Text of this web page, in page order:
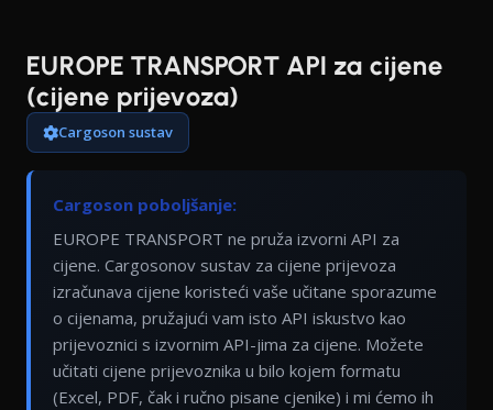
EUROPE TRANSPORT API za cijene
(cijene prijevoza)
Cargoson sustav
Cargoson poboljšanje:
EUROPE TRANSPORT ne pruža izvorni API za
cijene. Cargosonov sustav za cijene prijevoza
izračunava cijene koristeći vaše učitane sporazume
o cijenama, pružajući vam isto API iskustvo kao
prijevoznici s izvornim API-jima za cijene. Možete
učitati cijene prijevoznika u bilo kojem formatu
(Excel, PDF, čak i ručno pisane cjenike) i mi ćemo ih